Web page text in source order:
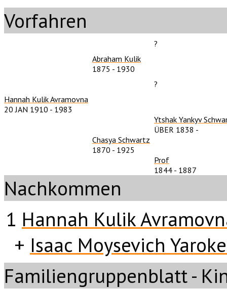
Vorfahren
?
Abraham Kulik
1875 - 1930
?
Hannah Kulik Avramovna
20 JAN 1910 - 1983
Ytshak Yankyv
ÜBER 1838 -
Chasya Schwartz
1870 - 1925
Prof
1844 - 1887
Nachkommen
1 Hannah Kulik
+ Isaac Moysevich
Familiengruppenblatt -